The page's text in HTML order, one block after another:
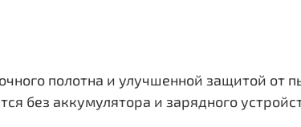
полотна и улучшенной защитой от
без аккумулятора и зарядного